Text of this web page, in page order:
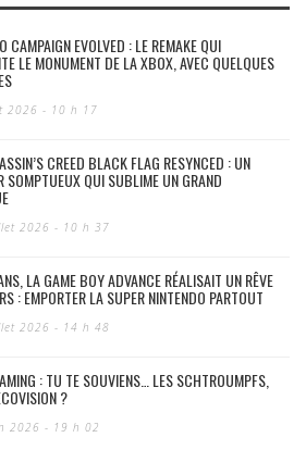
CAMPAIGN EVOLVED : LE REMAKE QUI
LE MONUMENT DE LA XBOX, AVEC QUELQUES
2026 - 10 h 17
CREED BLACK FLAG RESYNCED : UN
SOMPTUEUX QUI SUBLIME UN GRAND
2026 - 10 h 37
LA GAME BOY ADVANCE RÉALISAIT UN RÊVE
: EMPORTER LA SUPER NINTENDO PARTOUT
2026 - 14 h 48
: TU TE SOUVIENS… LES SCHTROUMPFS,
?
2026 - 19 h 02